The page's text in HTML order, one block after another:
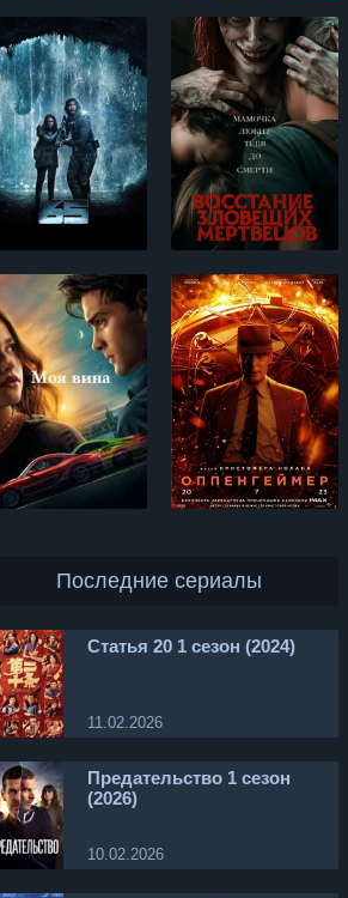
Последние сериалы
Статья 20 1 сезон (2024)
11.02.2026
Предательство 1 сезон
(2026)
10.02.2026